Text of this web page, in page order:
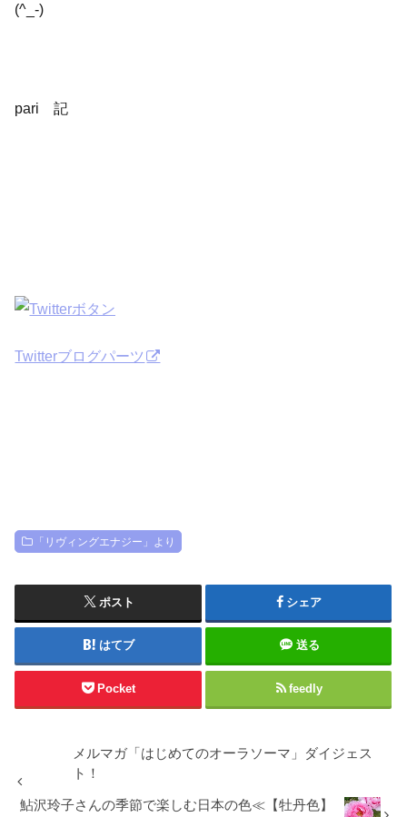
(^_-)
pari 記
Twitterブログパーツ
「リヴィングエナジー」より
ポスト シェア
はてブ 送る
Pocket feedly
メルマガ「はじめてのオーラソーマ」ダイジェス
ト！
鮎沢玲子さんの季節で楽しむ日本の色≪【牡丹色】